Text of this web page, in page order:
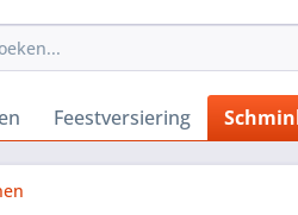
Feestversiering